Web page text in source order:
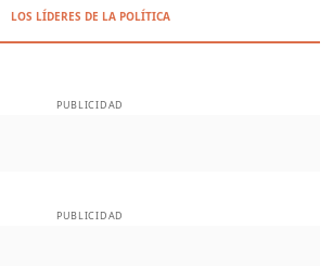
LOS LÍDERES DE LA POLÍTICA
PUBLICIDAD
PUBLICIDAD